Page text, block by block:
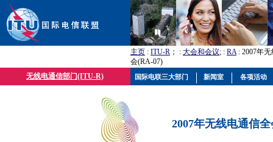
主页 : ITU-R ； : 大会和会议; : RA: 2007年
会(RA-07)
无线电通信部门(ITU-R)
2007年无线电通信
国际电联三大部门 新闻室 各项活动